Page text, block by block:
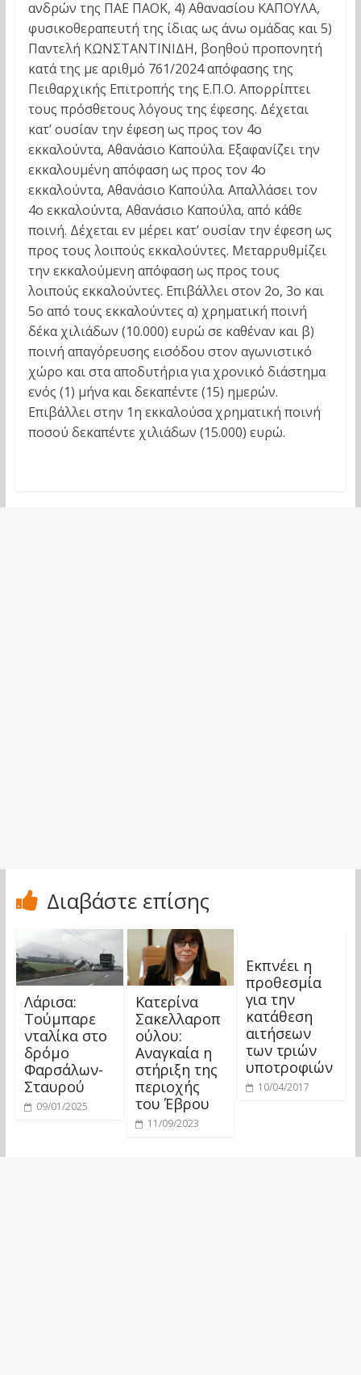
ανδρών της ΠΑΕ ΠΑΟΚ, 4) Αθανασίου ΚΑΠΟΥΛΑ,
φυσικοθεραπευτή της ίδιας ως άνω ομάδας και 5)
Παντελή ΚΩΝΣΤΑΝΤΙΝΙΔΗ, βοηθού προπονητή
κατά της με αριθμό 761/2024 απόφασης της
Πειθαρχικής Επιτροπής της Ε.Π.Ο. Απορρίπτει
τους πρόσθετους λόγους της έφεσης. Δέχεται
κατ’ ουσίαν την έφεση ως προς τον 4ο
εκκαλούντα, Αθανάσιο Καπούλα. Εξαφανίζει την
εκκαλουμένη απόφαση ως προς τον 4ο
εκκαλούντα, Αθανάσιο Καπούλα. Απαλλάσει τον
4ο εκκαλούντα, Αθανάσιο Καπούλα, από κάθε
ποινή. Δέχεται εν μέρει κατ’ ουσίαν την έφεση ως
προς τους λοιπούς εκκαλούντες. Μεταρρυθμίζει
την εκκαλούμενη απόφαση ως προς τους
λοιπούς εκκαλούντες. Επιβάλλει στον 2ο, 3ο και
5ο από τους εκκαλούντες α) χρηματική ποινή
δέκα χιλιάδων (10.000) ευρώ σε καθέναν και β)
ποινή απαγόρευσης εισόδου στον αγωνιστικό
χώρο και στα αποδυτήρια για χρονικό διάστημα
ενός (1) μήνα και δεκαπέντε (15) ημερών.
Επιβάλλει στην 1η εκκαλούσα χρηματική ποινή
ποσού δεκαπέντε χιλιάδων (15.000) ευρώ.
Διαβάστε επίσης
Λάρισα:
Τούμπαρε
νταλίκα στο
δρόμο
Φαρσάλων-
Σταυρού
09/01/2025
Κατερίνα
Σακελλαροπ
ούλου:
Αναγκαία η
στήριξη της
περιοχής
του Έβρου
11/09/2023
Εκπνέει η
προθεσμία
για την
κατάθεση
αιτήσεων
των τριών
υποτροφιών
10/04/2017